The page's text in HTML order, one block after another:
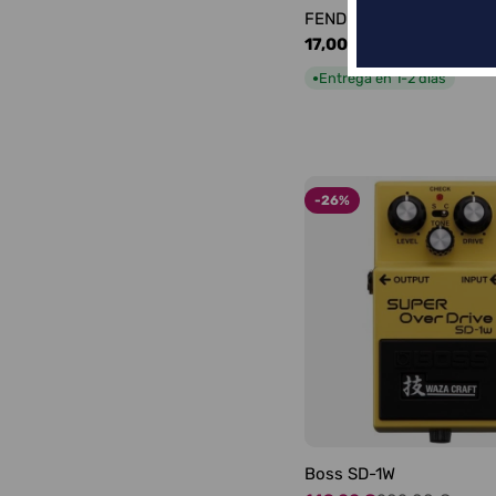
FENDER LOGO
Precio
habitual
17,00 €
●Entrega en 1-2 días
-26%
Boss SD-1W